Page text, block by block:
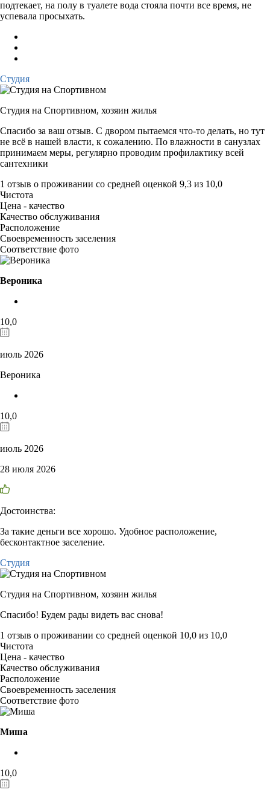
подтекает, на полу в туалете вода стояла почти все время, не
успевала просыхать.
Студия
Студия на Спортивном, хозяин жилья
Спасибо за ваш отзыв. С двором пытаемся что-то делать, но тут
не всё в нашей власти, к сожалению. По влажности в санузлах
принимаем меры, регулярно проводим профилактику всей
сантехники
1 отзыв о проживании со средней оценкой 9,3 из 10,0
Чистота
Цена - качество
Качество обслуживания
Расположение
Своевременность заселения
Соответствие фото
Вероника
10,0
июль 2026
Вероника
10,0
июль 2026
28 июля 2026
Достоинства:
За такие деньги все хорошо. Удобное расположение,
бесконтактное заселение.
Студия
Студия на Спортивном, хозяин жилья
Спасибо! Будем рады видеть вас снова!
1 отзыв о проживании со средней оценкой 10,0 из 10,0
Чистота
Цена - качество
Качество обслуживания
Расположение
Своевременность заселения
Соответствие фото
Миша
10,0